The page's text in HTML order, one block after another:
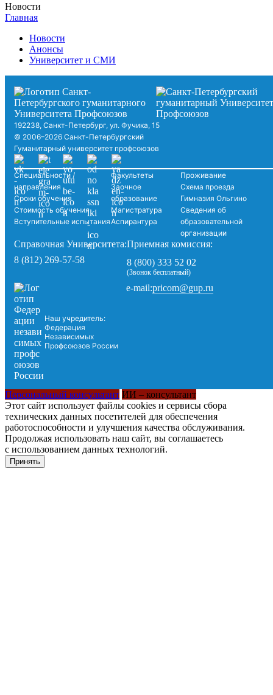
Новости
Главная
Новости
Анонсы
Университет и СМИ
192238, Санкт-Петербург, ул. Фучика, 15
© 2006–2026 Санкт-Петербургский
Гуманитарный университет профсоюзов
Специальности /
направления
Сроки обучения
Стоимость обучения
Вступительные испытания
Факультеты
Заочное
образование
Магистратура
Аспирантура
Проживание
Схема проезда
Гимназия Ольгино
Сведения об
образовательной
организации
Справочная Университета:
8 (812) 269-57-58
Приемная комиссия:
8 (800) 333 52 02
(Звонок бесплатный)
Наш учредитель:
Федерация
Независимых
Профсоюзов России
e-mail:pricom@gup.ru
Персональный консультант ИИ – консультант
Этот сайт использует файлы cookies и сервисы сбора
технических данных посетителей для обеспечения
работоспособности и улучшения качества обслуживания.
Продолжая использовать наш сайт, вы соглашаетесь
с использованием данных технологий.
Принять